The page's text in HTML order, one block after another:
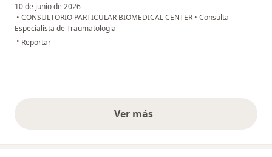
10 de junio de 2026
• CONSULTORIO PARTICULAR BIOMEDICAL CENTER • Consulta
Especialista de Traumatologia
• en opinión del usuario Marcia E
Reportar
Ver másopiniones anteriores